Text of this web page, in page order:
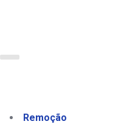
Remoção